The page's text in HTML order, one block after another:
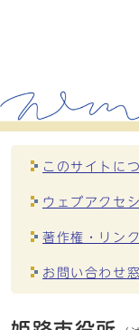
このサイトに
ウェブアクセ
著作権・リン
お問い合わせ